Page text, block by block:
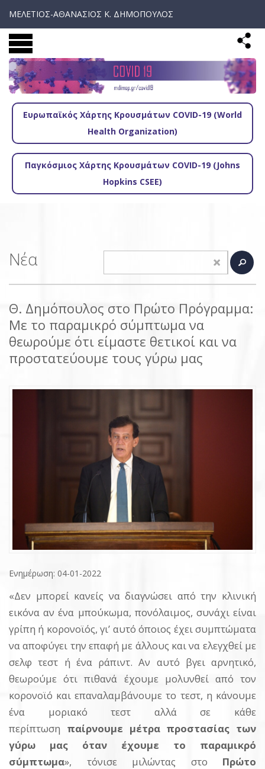
ΜΕΛΕΤΙΟΣ-ΑΘΑΝΑΣΙΟΣ Κ. ΔΗΜΟΠΟΥΛΟΣ
Ευρωπαϊκός Χάρτης Κρουσμάτων COVID-19 (World
Health Organization)
Παγκόσμιος Χάρτης Κρουσμάτων COVID-19 (Johns
Hopkins CSEE)
Νέα
Θ. Δημόπουλος στο Πρώτο Πρόγραμμα:
Με το παραμικρό σύμπτωμα να
θεωρούμε ότι είμαστε θετικοί και να
προστατεύουμε τους γύρω μας
Ενημέρωση: 04-01-2022
«Δεν μπορεί κανείς να διαγνώσει από την κλινική
εικόνα αν ένα μπούκωμα, πονόλαιμος, συνάχι είναι
γρίπη ή κορονοϊός, γι’ αυτό όποιος έχει συμπτώματα
να αποφύγει την επαφή με άλλους και να ελεγχθεί με
σελφ τεστ ή ένα ράπιντ. Αν αυτό βγει αρνητικό,
θεωρούμε ότι πιθανά έχουμε μολυνθεί από τον
κορονοϊό και επαναλαμβάνουμε το τεστ, η κάνουμε
ένα μοριακό τεστ αλλά σε κάθε
περίπτωση παίρνουμε μέτρα προστασίας των
γύρω μας όταν έχουμε το παραμικρό
σύμπτωμα», τόνισε μιλώντας στο Πρώτο